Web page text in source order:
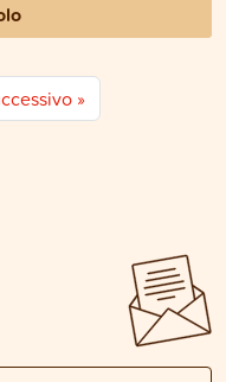
»